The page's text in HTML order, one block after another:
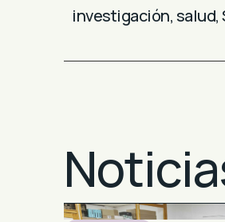
investigación, salud,